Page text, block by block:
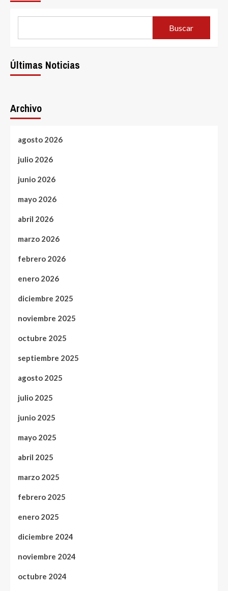
Buscar
Últimas Noticias
Archivo
agosto 2026
julio 2026
junio 2026
mayo 2026
abril 2026
marzo 2026
febrero 2026
enero 2026
diciembre 2025
noviembre 2025
octubre 2025
septiembre 2025
agosto 2025
julio 2025
junio 2025
mayo 2025
abril 2025
marzo 2025
febrero 2025
enero 2025
diciembre 2024
noviembre 2024
octubre 2024